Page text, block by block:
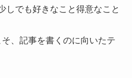
しでも好きなこと得意なこと
、記事を書くのに向いたテ